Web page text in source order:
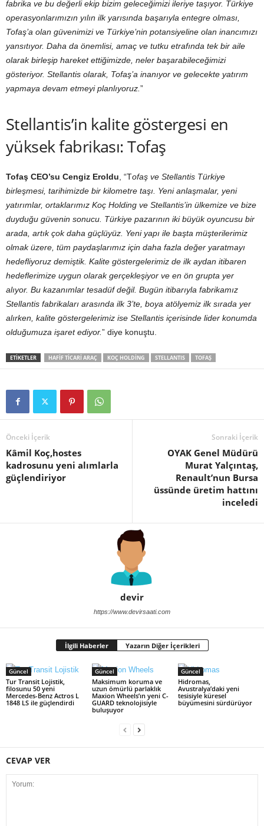
fabrika ve bu değerli ekip bizim geleceğimizi ileriye taşıyor. Türkiye
operasyonlarımızın yılın ilk yarısında başarıyla entegre olması,
Tofaş’a olan güvenimizi ve Türkiye’nin potansiyeline olan inancımızı
yansıtıyor. Daha da önemlisi, amaç ve tutku etrafında tek bir aile
olarak birleşip hareket ettiğimizde, neler başarabileceğimizi
gösteriyor. Stellantis olarak, Tofaş’a inanıyor ve gelecekte yatırım
yapmaya devam etmeyi planlıyoruz. ”
Stellantis’in kalite göstergesi en
yüksek fabrikası: Tofaş
Tofaş CEO’su Cengiz Eroldu , “Tofaş ve Stellantis Türkiye
birleşmesi, tarihimizde bir kilometre taşı. Yeni anlaşmalar, yeni
yatırımlar, ortaklarımız Koç Holding ve Stellantis’in ülkemize ve bize
duyduğu güvenin sonucu. Türkiye pazarının iki büyük oyuncusu bir
arada, artık çok daha güçlüyüz. Yeni yapı ile başta müşterilerimiz
olmak üzere, tüm paydaşlarımız için daha fazla değer yaratmayı
hedefliyoruz demiştik. Kalite göstergelerimiz de ilk aydan itibaren
hedeflerimize uygun olarak gerçekleşiyor ve en ön grupta yer
alıyor. Bu kazanımlar tesadüf değil. Bugün itibarıyla fabrikamız
Stellantis fabrikaları arasında ilk 3’te, boya atölyemiz ilk sırada yer
alırken, kalite göstergelerimiz ise Stellantis içerisinde lider konumda
olduğumuza işaret ediyor.” diye konuştu.
ETIKETLER HAFIF TICARI ARAÇ KOÇ HOLDING STELLANTIS TOFAŞ
Önceki İçerik
Kâmil Koç,hostes
kadrosunu yeni alımlarla
güçlendiriyor
Sonraki İçerik
OYAK Genel Müdürü
Murat Yalçıntaş,
Renault’nun Bursa
üssünde üretim hattını
inceledi
devir
https://www.devirsaati.com
İlgili Haberler Yazarın Diğer İçerikleri
Güncel
Tur Transit Lojistik,
filosunu 50 yeni
Mercedes-Benz Actros L
1848 LS ile güçlendirdi
Güncel
Maksimum koruma ve
uzun ömürlü parlaklık
Maxion Wheels’ın yeni C-
GUARD teknolojisiyle
buluşuyor
Güncel
Hidromas,
Avustralya’daki yeni
tesisiyle küresel
büyümesini sürdürüyor
CEVAP VER